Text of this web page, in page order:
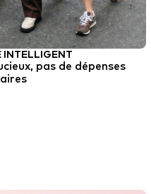
INTELLIGENT
pas de dépenses